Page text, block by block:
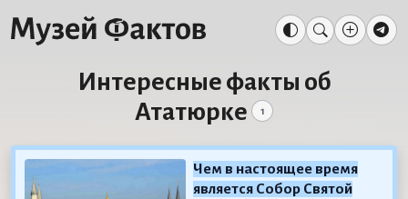
Интересные факты об
Ататюрке
1
Чем в настоящее время
является Собор Святой